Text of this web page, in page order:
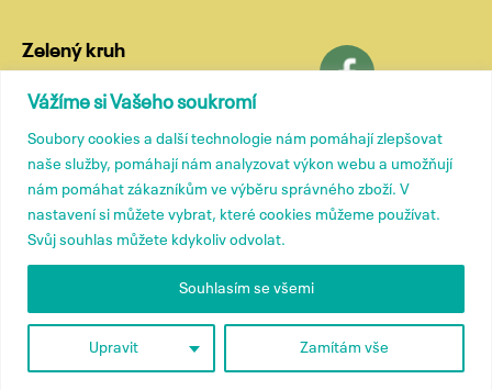
Vážíme si Vašeho soukromí
Soubory cookies a další technologie nám pomáhají zlepšovat
naše služby, pomáhají nám analyzovat výkon webu a umožňují
nám pomáhat zákazníkům ve výběru správného zboží. V
nastavení si můžete vybrat, které cookies můžeme používat.
Svůj souhlas můžete kdykoliv odvolat.
Upravit Zamítám vše
Souhlasím se všemi
Zelený kruh
120 00 Praha 2
tel.: (+420) 799 572 435
kancelar@zelenykruh.cz
Přidružené členství
O nás
Kontakty